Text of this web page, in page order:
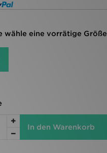
wähle eine vorrätige Größe
In den Warenkorb